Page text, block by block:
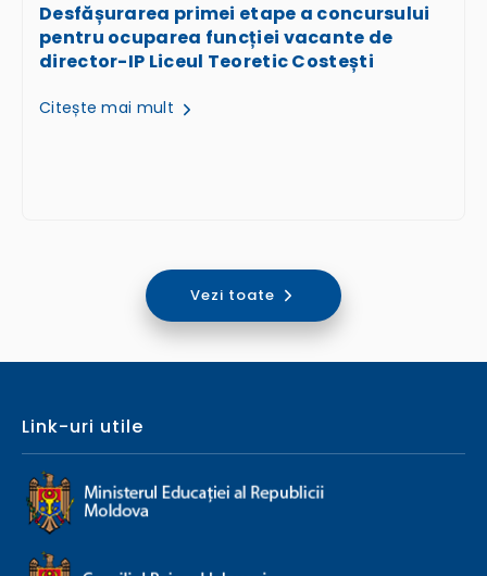
Desfășurarea primei etape a concursului
pentru ocuparea funcției vacante de
director-IP Liceul Teoretic Costești
Citește mai mult
Vezi toate
Link-uri utile